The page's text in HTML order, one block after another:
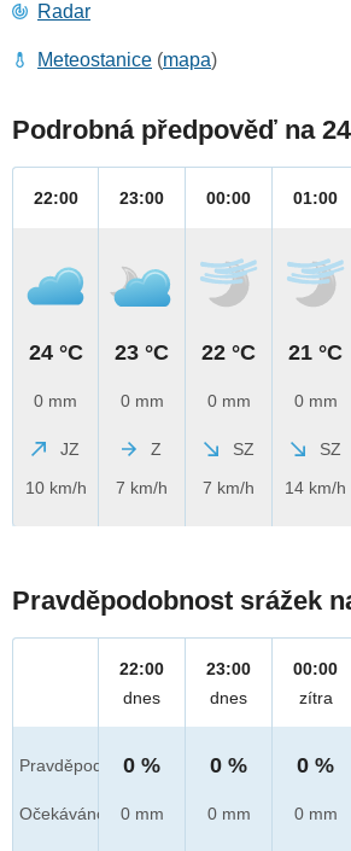
Radar
Meteostanice (mapa)
Podrobná předpověď na
22:00
24 °C
0 mm
JZ
10 km/h
23:00
23 °C
0 mm
Z
7 km/h
00:00
22 °C
0 mm
SZ
7 km/h
01:00
21 °C
0 mm
SZ
14 km/h
Pravděpodobnost srážek
Pravděpod.
Očekáváno
22:00
dnes
0 %
0 mm
23:00
dnes
0 %
0 mm
00:00
zítra
0 %
0 mm